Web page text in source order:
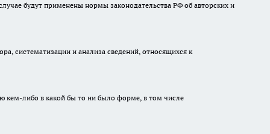
будут применены нормы законодательства РФ об авторских и
систематизации и анализа сведений, относящихся к
кем-либо в какой бы то ни было форме, в том числе